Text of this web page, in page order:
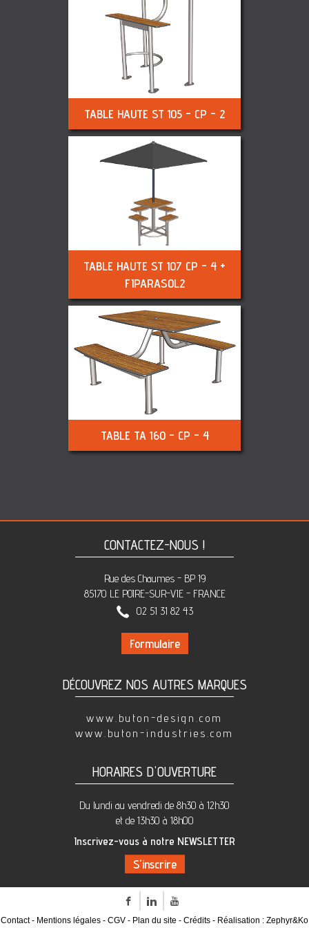
TABLE HAUTE ST 105 - CP - 2
TABLE HAUTE ST 107 CP - 4 +
FIPARASOL2
TABLE TA 160 - CP - 4
CONTACTEZ-NOUS !
Rue des Chaumes - BP 19
85170 LE POIRE-SUR-VIE - FRANCE
02 51 31 82 43
Formulaire
DÉCOUVREZ NOS AUTRES MARQUES
www.buton-design.com
www.buton-industries.com
HORAIRES D'OUVERTURE
Du lundi au vendredi de 8h30 à 12h30
et de 13h30 à 18h00
Inscrivez-vous à notre NEWSLETTER
FacebookLinkedInYoutube
Contact Mentions légales CGV Plan du site Crédits Réalisation : Zephyr&Ko